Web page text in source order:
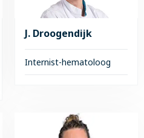
J. Droogendijk
Internist-hematoloog